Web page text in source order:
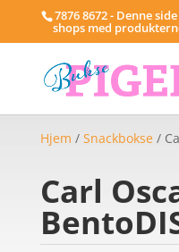
7876 8672 - Denne
shops med
Hjem / Snackbokse /
Carl